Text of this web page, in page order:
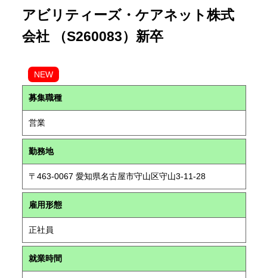
アビリティーズ・ケアネット株式
会社 （S260083）新卒
NEW
募集職種
営業
勤務地
〒463-0067 愛知県名古屋市守山区守山3-11-28
雇用形態
正社員
就業時間